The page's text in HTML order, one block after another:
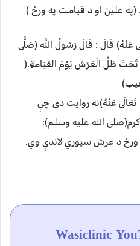
علین او د قیامت په ورځ )
عَنْهُ) قَالَ : قَالَ رَسُولُ اللَّهِ (صَلَّى
تَحْتَ ظِلِّ الْعَرْشِ يَوْمَ القِيَامةِ.(
عَنْهُ)نه روایت دی چې
الله علیه وسلم):
ورځ د عرش سیوري لاندې وي.
Wasiclinic